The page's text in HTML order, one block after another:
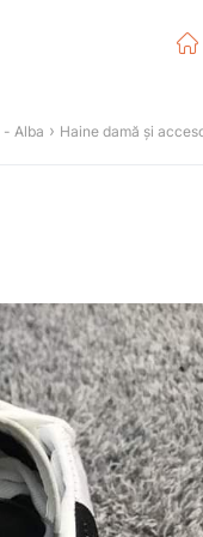
- Alba › Haine damă și
